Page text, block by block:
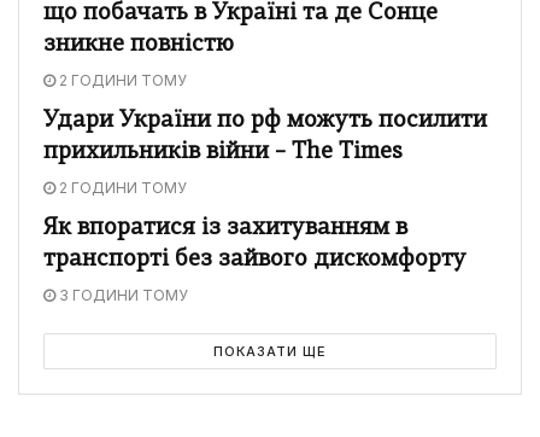
що побачать в Україні та де Сонце
зникне повністю
2 ГОДИНИ ТОМУ
Удари України по рф можуть посилити
прихильників війни – The Times
2 ГОДИНИ ТОМУ
Як впоратися із захитуванням в
транспорті без зайвого дискомфорту
3 ГОДИНИ ТОМУ
ПОКАЗАТИ ЩЕ